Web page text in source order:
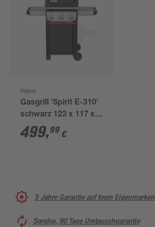
Weber
Gasgrill 'Spirit E-310'
schwarz 123 x 117 x
68 cm
499,99 €
5 Jahre Garantie auf toom Eigenmarken
Sorglos, 90 Tage Umtauschgarantie